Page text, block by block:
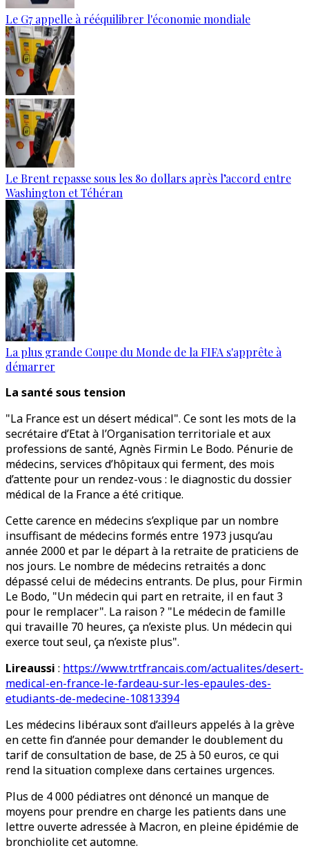
Le G7 appelle à rééquilibrer l'économie mondiale
Le Brent repasse sous les 80 dollars après l’accord entre
Washington et Téhéran
La plus grande Coupe du Monde de la FIFA s'apprête à
démarrer
La santé sous tension
"La France est un désert médical". Ce sont les mots de la
secrétaire d’Etat à l’Organisation territoriale et aux
professions de santé, Agnès Firmin Le Bodo. Pénurie de
médecins, services d’hôpitaux qui ferment, des mois
d’attente pour un rendez-vous : le diagnostic du dossier
médical de la France a été critique.
Cette carence en médecins s’explique par un nombre
insuffisant de médecins formés entre 1973 jusqu’au
année 2000 et par le départ à la retraite de praticiens de
nos jours. Le nombre de médecins retraités a donc
dépassé celui de médecins entrants. De plus, pour Firmin
Le Bodo, "Un médecin qui part en retraite, il en faut 3
pour le remplacer". La raison ? "Le médecin de famille
qui travaille 70 heures, ça n’existe plus. Un médecin qui
exerce tout seul, ça n’existe plus".
Lireaussi : https://www.trtfrancais.com/actualites/desert-
medical-en-france-le-fardeau-sur-les-epaules-des-
etudiants-de-medecine-10813394
Les médecins libéraux sont d’ailleurs appelés à la grève
en cette fin d’année pour demander le doublement du
tarif de consultation de base, de 25 à 50 euros, ce qui
rend la situation complexe dans certaines urgences.
Plus de 4 000 pédiatres ont dénoncé un manque de
moyens pour prendre en charge les patients dans une
lettre ouverte adressée à Macron, en pleine épidémie de
bronchiolite cet automne.